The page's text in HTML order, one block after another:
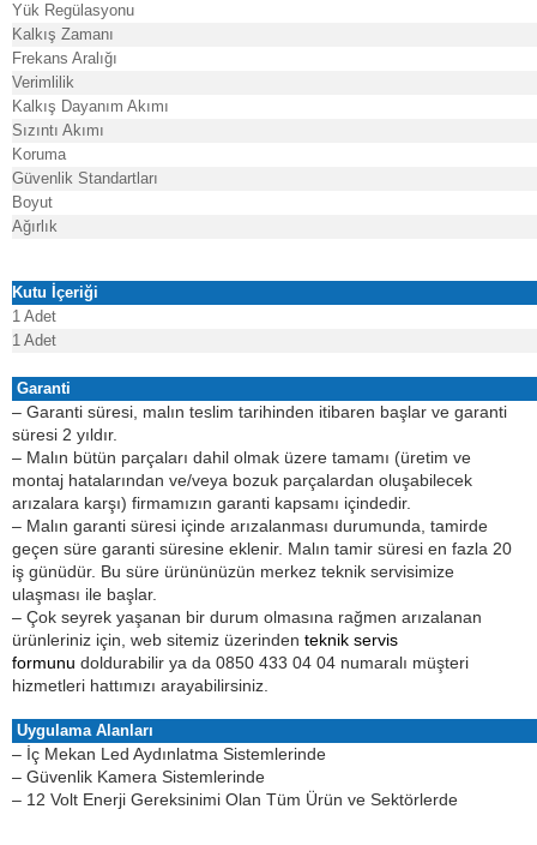
Yük Regülasyonu
Kalkış Zamanı
Frekans Aralığı
Verimlilik
Kalkış Dayanım Akımı
Sızıntı Akımı
Koruma
Güvenlik Standartları
Boyut
Ağırlık
Kutu İçeriği
1 Adet
1 Adet
Garanti
– Garanti süresi, malın teslim tarihinden itibaren başlar ve garanti
süresi 2 yıldır.
– Malın bütün parçaları dahil olmak üzere tamamı (üretim ve
montaj hatalarından ve/veya bozuk parçalardan oluşabilecek
arızalara karşı) firmamızın garanti kapsamı içindedir.
– Malın garanti süresi içinde arızalanması durumunda, tamirde
geçen süre garanti süresine eklenir. Malın tamir süresi en fazla 20
iş günüdür. Bu süre ürününüzün merkez teknik servisimize
ulaşması ile başlar.
– Çok seyrek yaşanan bir durum olmasına rağmen arızalanan
ürünleriniz için, web sitemiz üzerinden teknik servis
formunu doldurabilir ya da 0850 433 04 04 numaralı müşteri
hizmetleri hattımızı arayabilirsiniz.
Uygulama Alanları
– İç Mekan Led Aydınlatma Sistemlerinde
– Güvenlik Kamera Sistemlerinde
– 12 Volt Enerji Gereksinimi Olan Tüm Ürün ve Sektörlerde